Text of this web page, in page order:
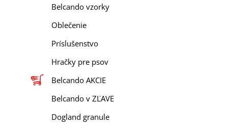
Belcando vzorky
Oblečenie
Príslušenstvo
Hračky pre psov
Belcando AKCIE
Belcando v ZĽAVE
Dogland granule